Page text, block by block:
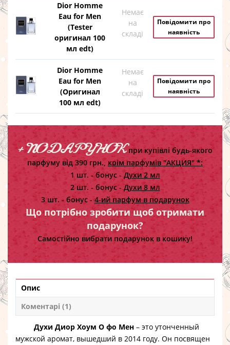
Dior Homme
Eau for Men
(Tester
оригинал 100
мл edt)
Немає
на
складі
Повідомити про
наявність
Dior Homme
Eau for Men
(Оригинал
100 мл edt)
Немає
на
складі
Повідомити про
наявність
+ ПОДАРУНОКпри купівлі будь-якого
парфуму від 390 грн., крім парфумів "АКЦИЯ" *:
1 шт. - бонус - Духи 2 мл
2 шт. - бонус -Духи 8 мл
3 шт. - бонус -4-ий парфум в подарунок
Що потрібно зробити щоб отримати
подарунок?
Самостійно вибрати подарунок в кошику!
Опис
Коментарі (1)
Духи Диор Хоум О фо Мен – это утонченный
мужской аромат, вышедший в 2014 году. Он посвящен